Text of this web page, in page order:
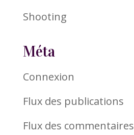
Shooting
Méta
Connexion
Flux des publications
Flux des commentaires